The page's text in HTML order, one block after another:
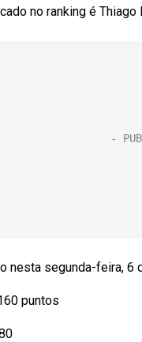
no ranking é Thiago
nesta segunda-feira, 6
puntos